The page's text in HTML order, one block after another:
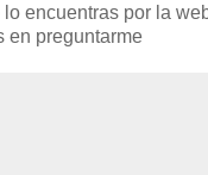
encuentras por la
en preguntarme